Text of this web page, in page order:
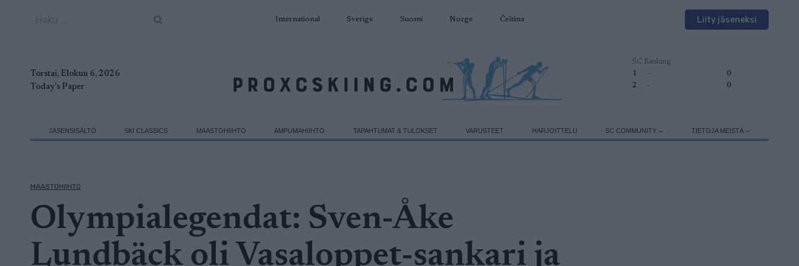
International Sverige Suomi Norge Čeština Liity jäseneksi
Torstai, Elokuu 6, 2026
Today's Paper
SC Ranking
1
-
0
2
- 0
JÄSENSISÄLTÖ SKI CLASSICS MAASTOHIIHTO AMPUMAHIIHTO TAPAHTUMAT & TULOKSET VARUSTEET HARJOITTELU SC COMMUNITY TIETOJA MEISTÄ
MAASTOHIIHTO
Olympialegendat: Sven-Åke
Lundbäck oli Vasaloppet-sankari ja